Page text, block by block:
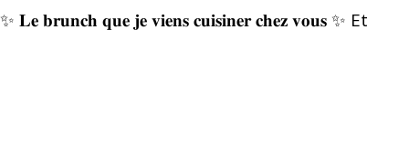
✨ 𝐋𝐞 𝐛𝐫𝐮𝐧𝐜𝐡 𝐪𝐮𝐞 𝐣𝐞 𝐯𝐢𝐞𝐧𝐬 𝐜𝐮𝐢𝐬𝐢𝐧𝐞𝐫 𝐜𝐡𝐞𝐳 𝐯𝐨𝐮𝐬 ✨ Et